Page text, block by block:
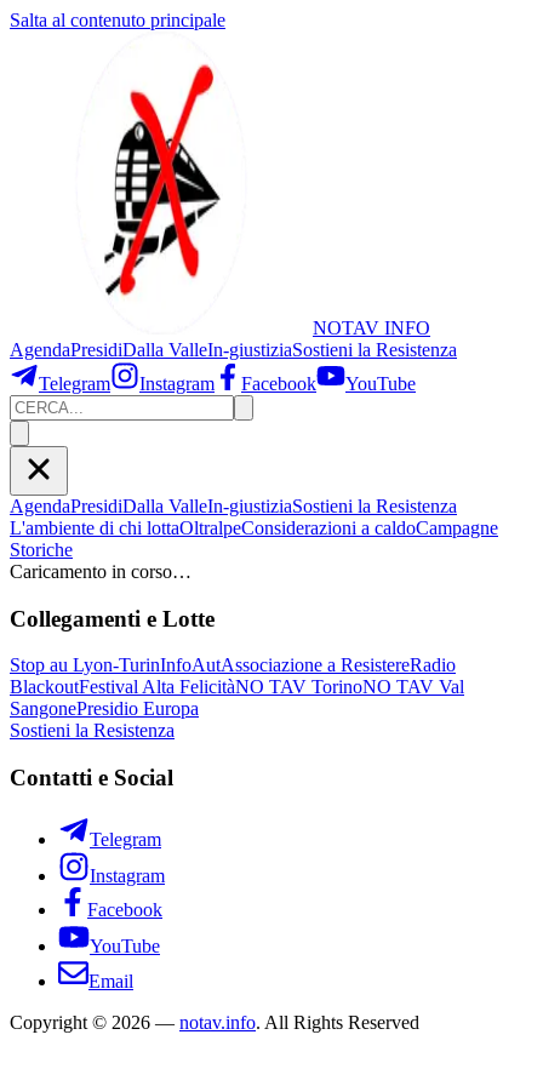
Salta al contenuto principale
NOTAV INFO
AgendaPresidiDalla ValleIn-giustiziaSostieni la Resistenza
Telegram
Instagram Facebook YouTube
AgendaPresidiDalla ValleIn-giustiziaSostieni la Resistenza
L'ambiente di chi lottaOltralpeConsiderazioni a caldoCampagne
Storiche
Caricamento in corso…
Collegamenti e Lotte
Stop au Lyon-TurinInfoAutAssociazione a ResistereRadio
BlackoutFestival Alta FelicitàNO TAV TorinoNO TAV Val
SangonePresidio Europa
Sostieni la Resistenza
Contatti e Social
Telegram
Instagram
Facebook
YouTube
Email
Copyright © 2026 — notav.info. All Rights Reserved